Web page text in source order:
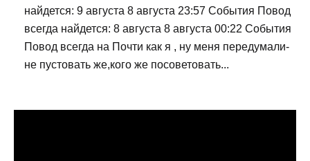
найдется: 9 августа 8 августа 23:57 События Повод
всегда найдется: 8 августа 8 августа 00:22 События
Повод всегда на Почти как я , ну меня передумали-
не пустовать же,кого же посоветовать...